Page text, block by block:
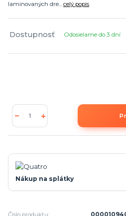
laminovaných dre... celý popis
Dostupnosť Odosielame do 3 dní
Nákup na splátky
Číslo produktu: